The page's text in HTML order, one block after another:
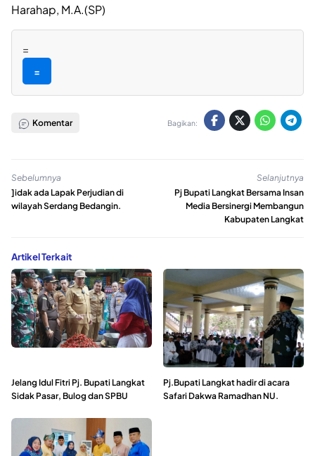
Harahap, M.A.(SP)
=
=
Komentar Bagikan:
Sebelumnya
]idak ada Lapak Perjudian di
wilayah Serdang Bedangin.
Selanjutnya
Pj Bupati Langkat Bersama Insan
Media Bersinergi Membangun
Kabupaten Langkat
Artikel Terkait
Jelang Idul Fitri Pj. Bupati Langkat
Sidak Pasar, Bulog dan SPBU
Pj.Bupati Langkat hadir di acara
Safari Dakwa Ramadhan NU.